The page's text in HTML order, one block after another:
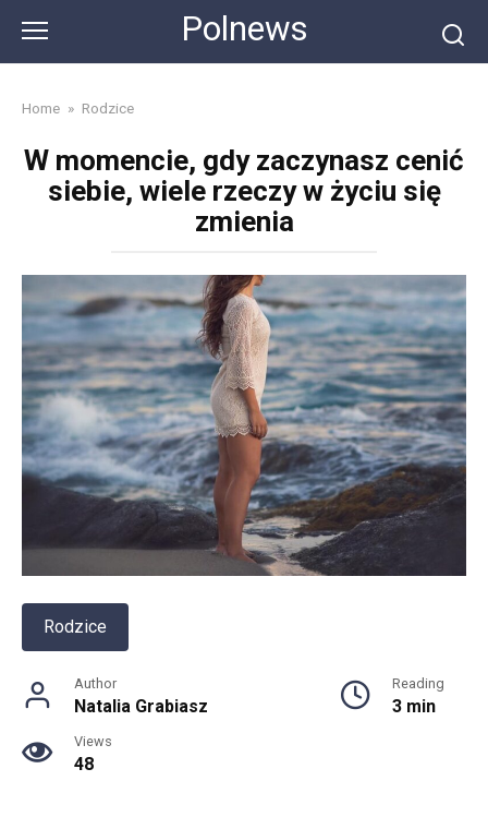
content
Polnews
Home » Rodzice
W momencie, gdy zaczynasz cenić
siebie, wiele rzeczy w życiu się
zmienia
Rodzice
Author
Natalia Grabiasz
Reading
3 min
Views
48